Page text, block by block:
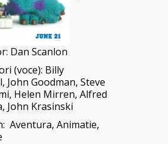
Dan Scanlon
(voce): Billy
John Goodman, Steve
Helen Mirren, Alfred
John Krasinski
Aventura, Animatie,